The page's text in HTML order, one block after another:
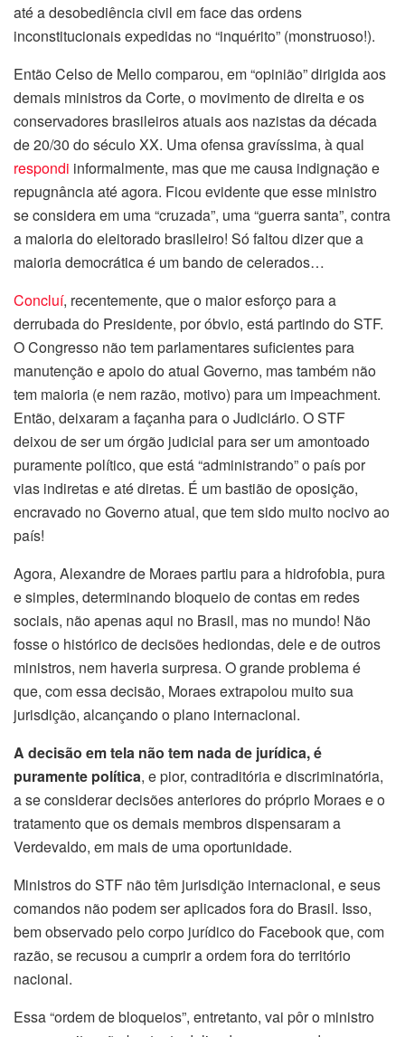
até a desobediência civil em face das ordens
inconstitucionais expedidas no “inquérito” (monstruoso!).
Então Celso de Mello comparou, em “opinião” dirigida aos
demais ministros da Corte, o movimento de direita e os
conservadores brasileiros atuais aos nazistas da década
de 20/30 do século XX. Uma ofensa gravíssima, à qual
respondi informalmente, mas que me causa indignação e
repugnância até agora. Ficou evidente que esse ministro
se considera em uma “cruzada”, uma “guerra santa”, contra
a maioria do eleitorado brasileiro! Só faltou dizer que a
maioria democrática é um bando de celerados…
Concluí, recentemente, que o maior esforço para a
derrubada do Presidente, por óbvio, está partindo do STF.
O Congresso não tem parlamentares suficientes para
manutenção e apoio do atual Governo, mas também não
tem maioria (e nem razão, motivo) para um impeachment.
Então, deixaram a façanha para o Judiciário. O STF
deixou de ser um órgão judicial para ser um amontoado
puramente político, que está “administrando” o país por
vias indiretas e até diretas. É um bastião de oposição,
encravado no Governo atual, que tem sido muito nocivo ao
país!
Agora, Alexandre de Moraes partiu para a hidrofobia, pura
e simples, determinando bloqueio de contas em redes
sociais, não apenas aqui no Brasil, mas no mundo! Não
fosse o histórico de decisões hediondas, dele e de outros
ministros, nem haveria surpresa. O grande problema é
que, com essa decisão, Moraes extrapolou muito sua
jurisdição, alcançando o plano internacional.
A decisão em tela não tem nada de jurídica, é
puramente política, e pior, contraditória e discriminatória,
a se considerar decisões anteriores do próprio Moraes e o
tratamento que os demais membros dispensaram a
Verdevaldo, em mais de uma oportunidade.
Ministros do STF não têm jurisdição internacional, e seus
comandos não podem ser aplicados fora do Brasil. Isso,
bem observado pelo corpo jurídico do Facebook que, com
razão, se recusou a cumprir a ordem fora do território
nacional.
Essa “ordem de bloqueios”, entretanto, vai pôr o ministro